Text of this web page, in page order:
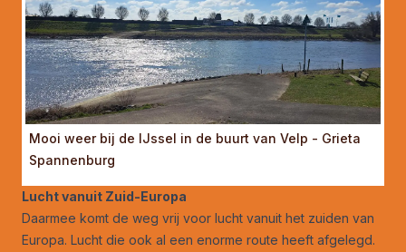
Mooi weer bij de IJssel in de buurt van Velp - Grieta
Spannenburg
Lucht vanuit Zuid-Europa
Daarmee komt de weg vrij voor lucht vanuit het zuiden van
Europa. Lucht die ook al een enorme route heeft afgelegd.